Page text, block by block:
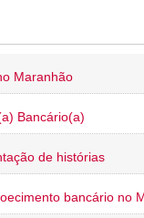
Maranhão
Bancário(a)
de histórias
bancário no